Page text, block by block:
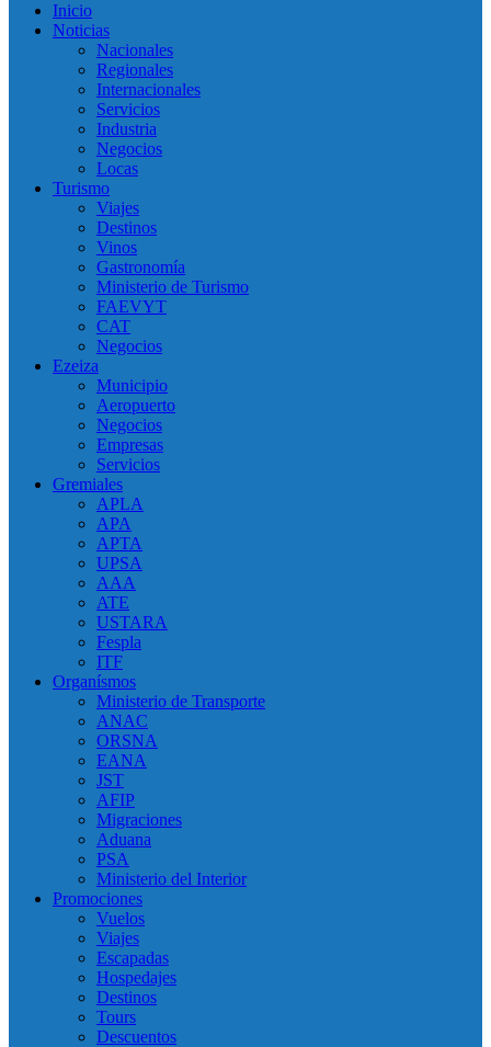
Inicio
Noticias
Nacionales
Regionales
Internacionales
Servicios
Industria
Negocios
Locas
Turismo
Viajes
Destinos
Vinos
Gastronomía
Ministerio de Turismo
FAEVYT
CAT
Negocios
Ezeiza
Municipio
Aeropuerto
Negocios
Empresas
Servicios
Gremiales
APLA
APA
APTA
UPSA
AAA
ATE
USTARA
Fespla
ITF
Organísmos
Ministerio de Transporte
ANAC
ORSNA
EANA
JST
AFIP
Migraciones
Aduana
PSA
Ministerio del Interior
Promociones
Vuelos
Viajes
Escapadas
Hospedajes
Destinos
Tours
Descuentos